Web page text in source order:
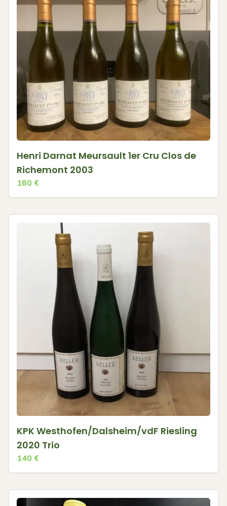
Henri Darnat Meursault 1er Cru Clos de
Richemont 2003
180 €
KPK Westhofen/Dalsheim/vdF Riesling
2020 Trio
140 €